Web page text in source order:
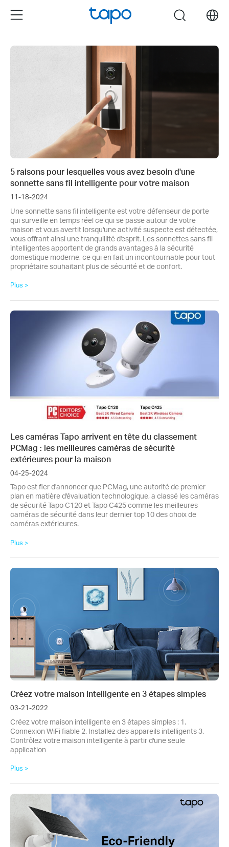
the
Menu search
5 raisons pour lesquelles vous avez besoin d'une
sonnette sans fil intelligente pour votre maison
11-18-2024
Une sonnette sans fil intelligente est votre défenseur de porte
qui surveille en temps réel ce qui se passe autour de votre
maison et vous avertit lorsqu'une activité suspecte est détectée,
vous offrant ainsi une tranquillité d'esprit. Les sonnettes sans fil
intelligentes apportent de grands avantages à la sécurité
domestique moderne, ce qui en fait un incontournable pour tout
propriétaire souhaitant plus de sécurité et de confort.
Plus >
Les caméras Tapo arrivent en tête du classement
PCMag : les meilleures caméras de sécurité
extérieures pour la maison
04-25-2024
Tapo est fier d'annoncer que PCMag, une autorité de premier
plan en matière d'évaluation technologique, a classé les caméras
de sécurité Tapo C120 et Tapo C425 comme les meilleures
caméras de sécurité dans leur dernier top 10 des choix de
caméras extérieures.
Plus >
Créez votre maison intelligente en 3 étapes simples
03-21-2022
Créez votre maison intelligente en 3 étapes simples : 1.
Connexion WiFi fiable 2. Installez des appareils intelligents 3.
Contrôlez votre maison intelligente à partir d'une seule
application
Plus >